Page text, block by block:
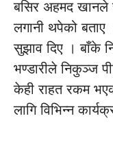
बसिर अहमद खानले
लगानी थपेको बताए
सुझाव दिए । बाँके
भण्डारीले निकुञ्ज
केही राहत रकम
लागि विभिन्न